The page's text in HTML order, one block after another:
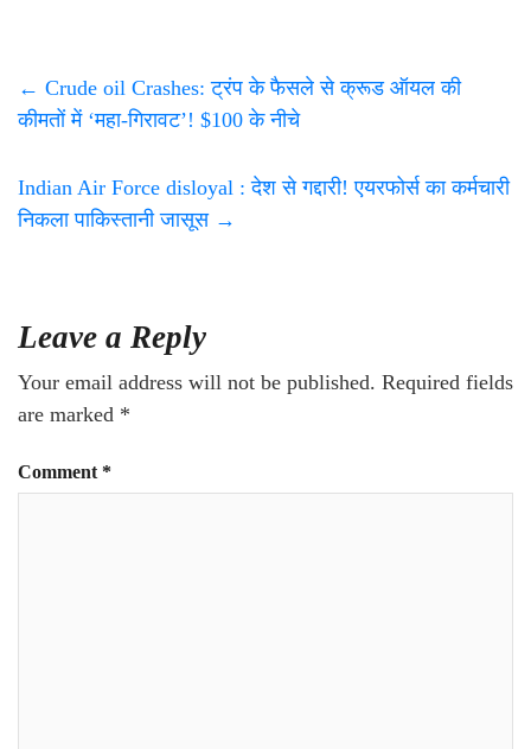
← Crude oil Crashes: ट्रंप के फैसले से क्रूड ऑयल की
कीमतों में ‘महा-गिरावट’! $100 के नीचे
Indian Air Force disloyal : देश से गद्दारी! एयरफोर्स का कर्मचारी
निकला पाकिस्तानी जासूस →
Leave a Reply
Your email address will not be published. Required fields
are marked *
Comment *